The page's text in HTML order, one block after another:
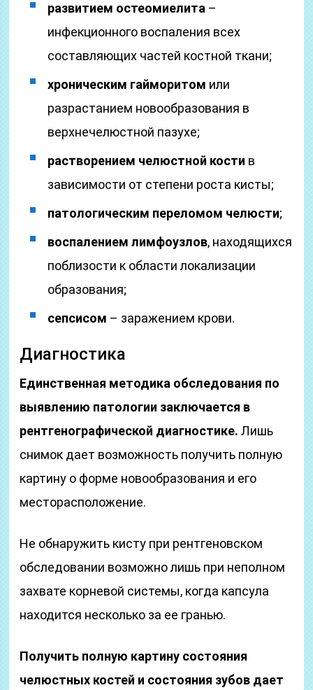
развитием остеомиелита –
инфекционного воспаления всех
составляющих частей костной ткани;
хроническим гайморитом или
разрастанием новообразования в
верхнечелюстной пазухе;
растворением челюстной кости в
зависимости от степени роста кисты;
патологическим переломом челюсти;
воспалением лимфоузлов, находящихся
поблизости к области локализации
образования;
сепсисом – заражением крови.
Диагностика
Единственная методика обследования по
выявлению патологии заключается в
рентгенографической диагностике. Лишь
снимок дает возможность получить полную
картину о форме новообразования и его
месторасположение.
Не обнаружить кисту при рентгеновском
обследовании возможно лишь при неполном
захвате корневой системы, когда капсула
находится несколько за ее гранью.
Получить полную картину состояния
челюстных костей и состояния зубов дает